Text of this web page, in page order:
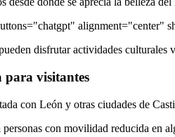
disfrutar actividades culturales
visitantes
con León y otras ciudades de
con movilidad reducida en